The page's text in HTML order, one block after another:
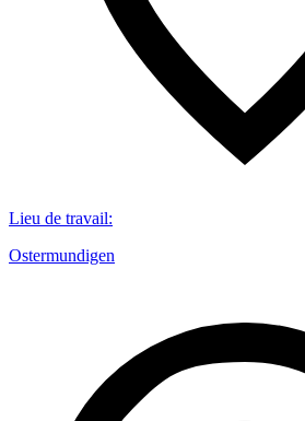
Lieu de travail:
Ostermundigen